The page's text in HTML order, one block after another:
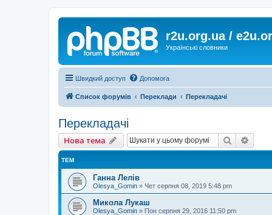
r2u.org.ua /
Українські словники
Швидкий доступ Допомога
Список форумів Переклади Перекладачі
Перекладачі
Нова тема Пошук
ТЕМ
Ганна Лелів
Olesya_Gomin » Чет серпня 08, 2019 5:48 pm
Микола Лукаш
Olesya_Gomin » Пон серпня 29, 2016 11:50 pm